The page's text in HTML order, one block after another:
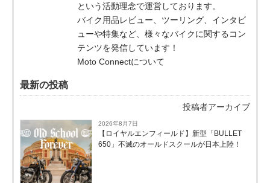
という活動理念で運営しております。
バイク用品レビュー、ツーリング、インタビ
ューや特集など、様々なバイクに関するコン
テンツを発信しています！
Moto Connectについて
最新の投稿
投稿者アーカイブ
2026年8月7日
【ロイヤルエンフィールド】新型「BULLET
650」不滅のオールドスクールが⽇本上陸！